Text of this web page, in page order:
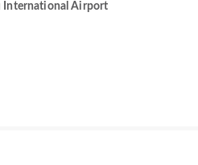
International Airport